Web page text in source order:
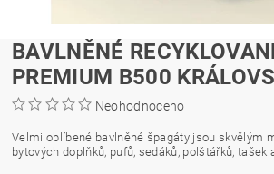
BAVLNĚNÉ
PREMIUM B500
Neohodnoceno
Velmi oblíbené bavlněné špagáty jsou skvělým
bytových doplňků, pufů, sedáků, polštářků, tašek